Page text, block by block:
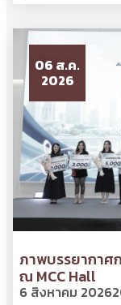
06 ส.ค.
2026
ภาพบรรยากาศก
ณ MCC Hall
6 สิงหาคม 2026